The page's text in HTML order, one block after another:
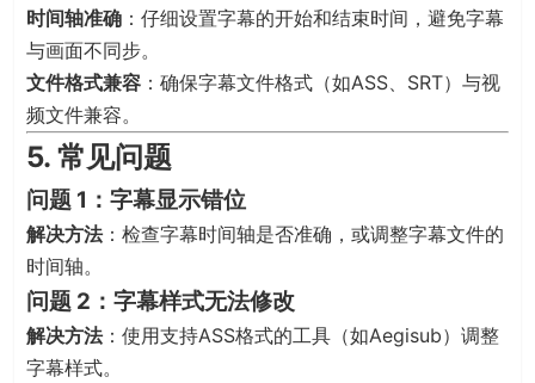
时间轴准确 ：仔细设置字幕的开始和结束时间，避免字幕
与画面不同步。
文件格式兼容 ：确保字幕文件格式（如ASS、SRT）与视
频文件兼容。
5. 常见问题
问题 1：字幕显示错位
解决方法：检查字幕时间轴是否准确，或调整字幕文件的
时间轴。
问题 2：字幕样式无法修改
解决方法：使用支持ASS格式的工具（如Aegisub）调整
字幕样式。